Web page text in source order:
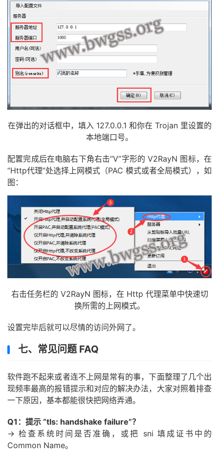
在弹出的对话框中，填入 127.0.0.1 和你在 Trojan 里设置的
本地端口号。
配置完成后在电脑右下角右击“V”字形的 V2RayN 图标，在
“Http代理”处选择上网模式（PAC 模式或者全局模式），如
图：
右击任务栏的 V2RayN 图标，在 Http 代理菜单中快速切
换所需的上网模式。
设置完毕后就可以尽情的访问外网了。
七、常见问题 FAQ
软件跑不起来或者连不上网是常有的事，下面整理了几个出
现频率最高的报错提示和对应的解决办法，大家对照着排查
一下原因，基本都能很快把网络弄通。
Q1：提示 “tls: handshake failure”？
→ 检查系统时间是否准确，或把 sni 填成证书中的
Common Name。